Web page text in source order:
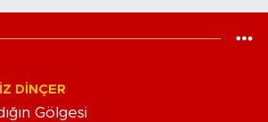
DINÇER
Gölgesi